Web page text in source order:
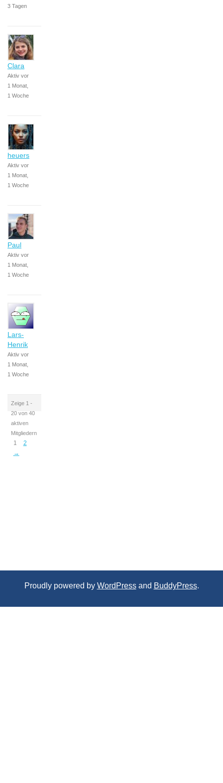
3 Tagen
Clara
Aktiv vor
1 Monat,
1 Woche
heuers
Aktiv vor
1 Monat,
1 Woche
Paul
Aktiv vor
1 Monat,
1 Woche
Lars-
Henrik
Aktiv vor
1 Monat,
1 Woche
Zeige 1 -
20 von 40
aktiven
Mitgliedern
1
2
→
Proudly powered by WordPressand BuddyPress.